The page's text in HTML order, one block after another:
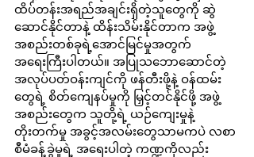
ထိပ်တန်းအရည်အချင်းရှိတဲ့သူတွေကို ဆွဲ
ဆောင်နိုင်တာနဲ့ ထိန်းသိမ်းနိုင်တာက အဖွဲ့
အစည်းတစ်ခုရဲ့အောင်မြင်မှုအတွက်
အရေးကြီးပါတယ်။ အပြုသဘောဆောင်တဲ့
အလုပ်ပတ်ဝန်းကျင်ကို ဖန်တီးဖို့နဲ့ ဝန်ထမ်း
တွေရဲ့ စိတ်ကျေနပ်မှုကို မြှင့်တင်နိုင်ဖို့ အဖွဲ့
အစည်းတွေက သူတို့ရဲ့ ယဉ်ကျေးမှုနဲ့
တိုးတက်မှု အခွင့်အလမ်းတွေသာမကပဲ လစာ
စီမံခန့်ခွဲမှုရဲ့ အရေးပါတဲ့ ကဏ္ဍကိုလည်း